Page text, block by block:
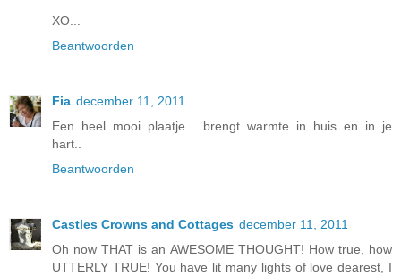
XO...
Beantwoorden
Fia december 11, 2011
Een heel mooi plaatje.....brengt warmte in huis..en in je
hart..
Beantwoorden
Castles Crowns and Cottages december 11, 2011
Oh now THAT is an AWESOME THOUGHT! How true, how
UTTERLY TRUE! You have lit many lights of love dearest, I